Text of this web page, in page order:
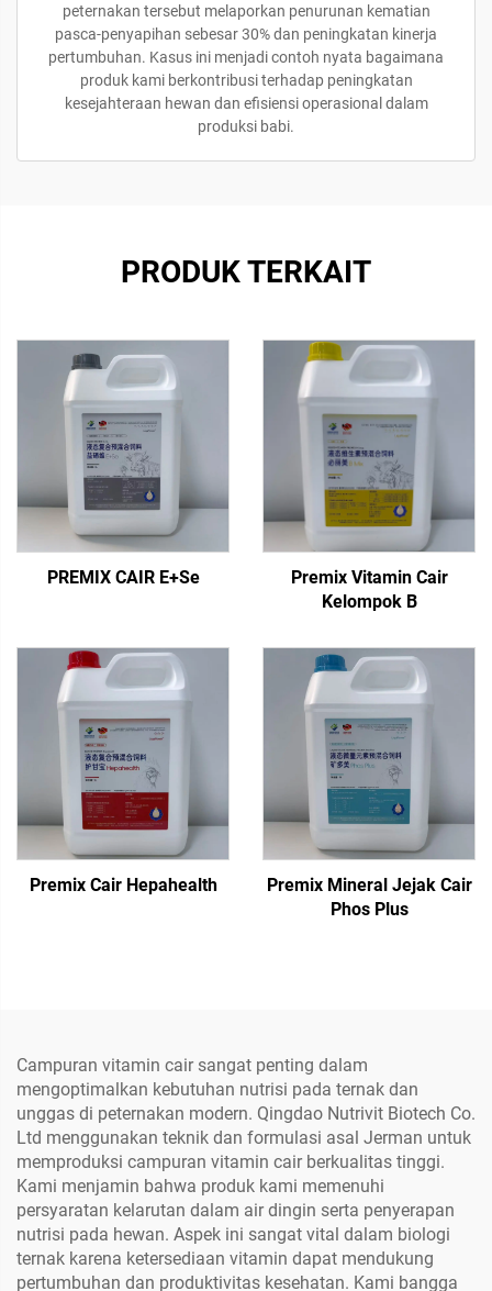
peternakan tersebut melaporkan penurunan kematian
pasca-penyapihan sebesar 30% dan peningkatan kinerja
pertumbuhan. Kasus ini menjadi contoh nyata bagaimana
produk kami berkontribusi terhadap peningkatan
kesejahteraan hewan dan efisiensi operasional dalam
produksi babi.
PRODUK TERKAIT
PREMIX CAIR E+Se
Premix Vitamin Cair
Kelompok B
Premix Cair Hepahealth
Premix Mineral Jejak Cair
Phos Plus
Campuran vitamin cair sangat penting dalam
mengoptimalkan kebutuhan nutrisi pada ternak dan
unggas di peternakan modern. Qingdao Nutrivit Biotech Co.
Ltd menggunakan teknik dan formulasi asal Jerman untuk
memproduksi campuran vitamin cair berkualitas tinggi.
Kami menjamin bahwa produk kami memenuhi
persyaratan kelarutan dalam air dingin serta penyerapan
nutrisi pada hewan. Aspek ini sangat vital dalam biologi
ternak karena ketersediaan vitamin dapat mendukung
pertumbuhan dan produktivitas kesehatan. Kami bangga